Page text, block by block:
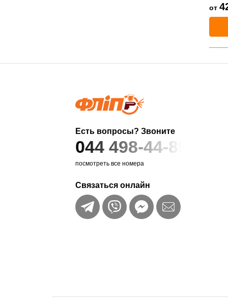
от
Есть вопросы? Звоните
044 498-44-89
посмотреть все номера
Связаться онлайн